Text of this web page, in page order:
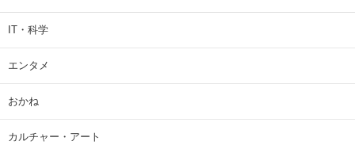
IT・科学
エンタメ
おかね
カルチャー・アート